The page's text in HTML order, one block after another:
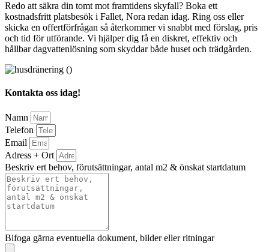
Redo att säkra din tomt mot framtidens skyfall? Boka ett
kostnadsfritt platsbesök i Fallet, Nora redan idag. Ring oss eller
skicka en offertförfrågan så återkommer vi snabbt med förslag, pris
och tid för utförande. Vi hjälper dig få en diskret, effektiv och
hållbar dagvattenlösning som skyddar både huset och trädgården.
Kontakta oss idag!
Namn
Telefon
Email
Adress + Ort
Beskriv ert behov, förutsättningar, antal m2 & önskat startdatum
Bifoga gärna eventuella dokument, bilder eller ritningar